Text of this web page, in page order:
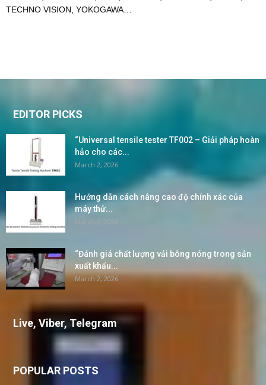
TECHNO VISION, YOKOGAWA…
EDITOR PICKS
“Universal tensile tester TF002 – Giải pháp hoàn
hảo cho các...
March 2, 2026
Hướng dẫn cách nâng cao độ chính xác của
máy thử...
March 2, 2026
“Đánh giá chất lượng vải bông nóng trong sản
xuất khẩu...
March 2, 2026
Live, Viber, Telegram
POPULAR POSTS